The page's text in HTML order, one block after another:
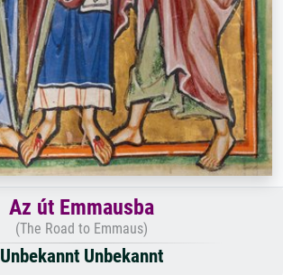
Az út Emmausba
(The Road to Emmaus)
Unbekannt Unbekannt